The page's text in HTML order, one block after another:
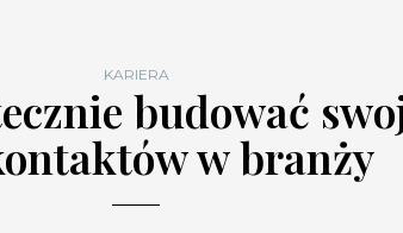
KARIERA
budować
w branży